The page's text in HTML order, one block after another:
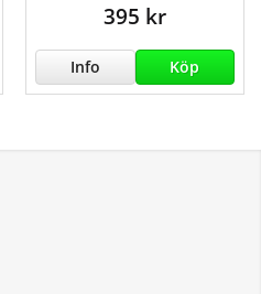
395 kr
Info Köp